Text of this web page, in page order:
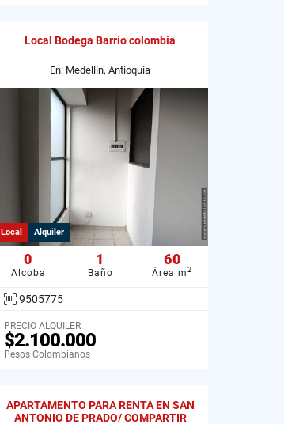
Local Bodega Barrio colombia
En: Medellín, Antioquia
Local Alquiler
0
Alcoba
1
Baño
60
Área m 2
9505775
PRECIO ALQUILER
$2.100.000
Pesos Colombianos
APARTAMENTO PARA RENTA EN SAN
ANTONIO DE PRADO/ COMPARTIR